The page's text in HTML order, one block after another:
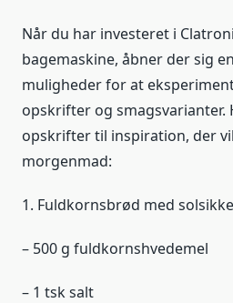
Når du har investeret i
bagemaskine, åbner der sig
muligheder for at
opskrifter og smagsvarianter.
opskrifter til inspiration, der
morgenmad:
1. Fuldkornsbrød med
– 500 g fuldkornshvedemel
– 1 tsk salt